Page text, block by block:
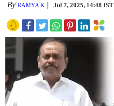
ByRAMYA K Jul 7, 2025, 14:48 IST